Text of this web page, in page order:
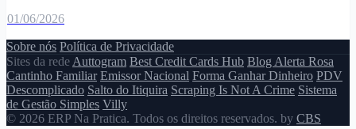
01/06/2026
Sobre nós Política de Privacidade
Sites da rede Auttogram Best Credit Cards Hub Blog Alerta Rosa
Cantinho Familiar Emissor Nacional Forma Ganhar Dinheiro PDV
Descomplicado Salto do Itiquira Scraping Is Not A Crime Sistema
de Gestão Simples Villy
© 2026 ERP Na Pratica. Todos os direitos reservados. by CBS